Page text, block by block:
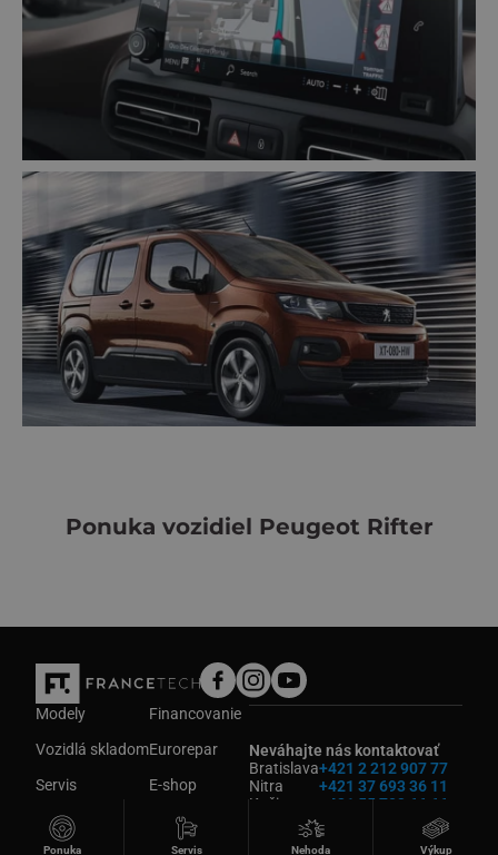
Ponuka vozidiel Peugeot Rifter
Ponuka Servis Nehoda Výkup
Modely
Vozidlá skladom
Servis
Požičovňa
Financovanie
Eurorepar
E-shop
Kontakt
Neváhajte nás kontaktovať
Bratislava
Nitra
Košice
+421 2 212 907 77
+421 37 693 36 11
+421 55 783 66 66
© 2022 FRANCE-TECH Košice s.r.o. All rights reserved.